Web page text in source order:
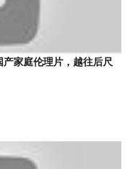
产家庭伦理片，越往后尺